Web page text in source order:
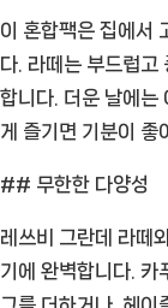
이 혼합팩은 집에서
다. 라떼는 부드럽고
합니다. 더운 날에는
게 즐기면 기분이 좋
## 무한한 다양성
레쓰비 그란데 라떼
기에 완벽합니다. 카